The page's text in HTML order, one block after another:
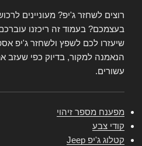
רוצים לשחזר ג'יפ? מעוניינים
בעצמכם? בעמוד זה ריכזנו
הנאמנה למקור, בדיוק כפי שעזב
עשורים.
מפענח מספר זיהוי
קודי צבע
קטלוג ג'יפ Jeep